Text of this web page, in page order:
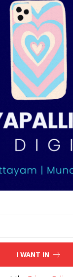
PALA VISION
I WANT IN